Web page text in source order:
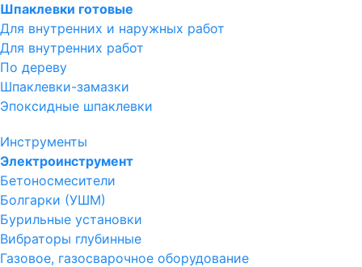
Шпаклевки готовые
Для внутренних и наружных работ
Для внутренних работ
По дереву
Шпаклевки-замазки
Эпоксидные шпаклевки
Инструменты
Электроинструмент
Бетоносмесители
Болгарки (УШМ)
Бурильные установки
Вибраторы глубинные
Газовое, газосварочное оборудование